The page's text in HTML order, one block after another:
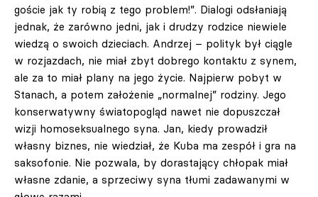
goście jak ty robią z tego problem!”. Dialogi odsłaniają
jednak, że zarówno jedni, jak i drudzy rodzice niewiele
wiedzą o swoich dzieciach. Andrzej – polityk był ciągle
w rozjazdach, nie miał zbyt dobrego kontaktu z synem,
ale za to miał plany na jego życie. Najpierw pobyt w
Stanach, a potem założenie „normalnej” rodziny. Jego
konserwatywny światopogląd nawet nie dopuszczał
wizji homoseksualnego syna. Jan, kiedy prowadził
własny biznes, nie wiedział, że Kuba ma zespół i gra na
saksofonie. Nie pozwala, by dorastający chłopak miał
własne zdanie, a sprzeciwy syna tłumi zadawanymi w